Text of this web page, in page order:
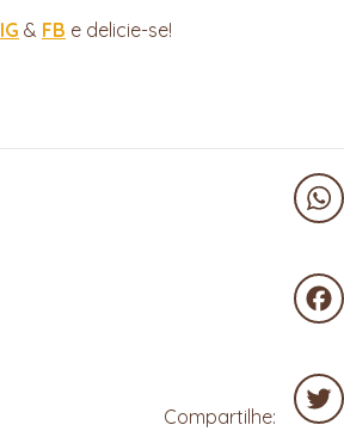
IG & FB e delicie-se!
Compartilhe: